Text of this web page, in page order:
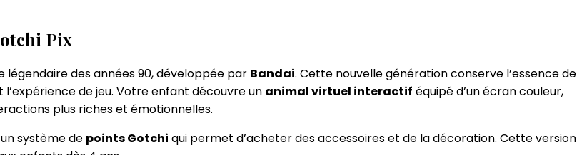
Pix
des années 90, développée par Bandai. Cette nouvelle génération conserve l’essence de
de jeu. Votre enfant découvre un animal virtuel interactif équipé d’un écran couleur,
plus riches et émotionnelles.
système de points Gotchi qui permet d’acheter des accessoires et de la décoration. Cette version